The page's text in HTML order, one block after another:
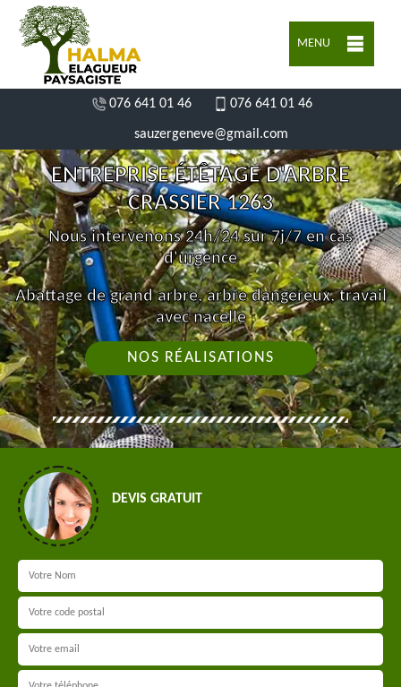
MENU
076 641 01 46 076 641 01 46
sauzergeneve@gmail.com
ENTREPRISE ÉTÊTAGE D'ARBRE
CRASSIER 1263
Nous intervenons 24h/24 sur 7j/7 en cas
d'urgence
Abattage de grand arbre, arbre dangereux, travail
avec nacelle
NOS RÉALISATIONS
DEVIS GRATUIT